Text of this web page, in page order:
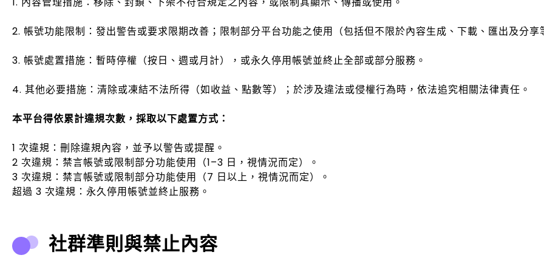
2. 帳號功能限制：發出警告或要求限期改善；限制部分平台功能之使用（包括但不限於內容生成、下載、匯出及分享
3. 帳號處置措施：暫時停權（按日、週或月計），或永久停用帳號並終止全部或部分服務。
4. 其他必要措施：清除或凍結不法所得（如收益、點數等）；於涉及違法或侵權行為時，依法追究相關法律責任。
本平台得依累計違規次數，採取以下處置方式：
1 次違規：刪除違規內容，並予以警告或提醒。
2 次違規：禁言帳號或限制部分功能使用（1–3 日，視情況而定）。
3 次違規：禁言帳號或限制部分功能使用（7 日以上，視情況而定）。
超過 3 次違規：永久停用帳號並終止服務。
社群準則與禁止內容